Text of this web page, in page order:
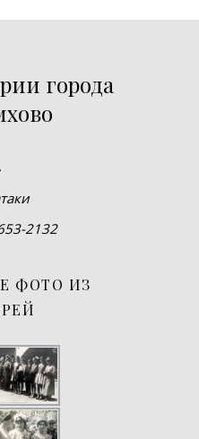
города
2132
ФОТО ИЗ